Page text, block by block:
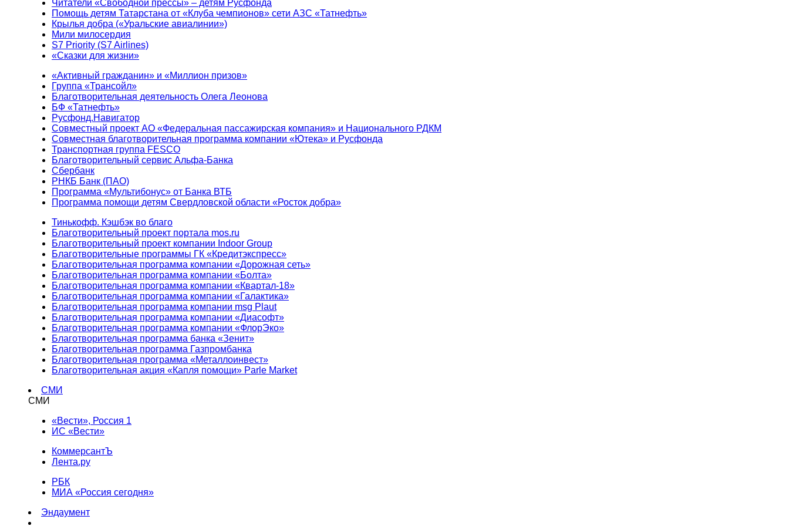
Читатели «Свободной прессы» – детям Русфонда
Помощь детям Татарстана от «Клуба чемпионов» сети АЗС «Татнефть»
Крылья добра («Уральские авиалинии»)
Мили милосердия
S7 Priority (S7 Airlines)
«Сказки для жизни»
«Активный гражданин» и «Миллион призов»
Группа «Трансойл»
Благотворительная деятельность Олега Леонова
БФ «Татнефть»
Русфонд.Навигатор
Совместный проект АО «Федеральная пассажирская компания» и Национального РДКМ
Совместная благотворительная программа компании «Ютека» и Русфонда
Транспортная группа FESCO
Благотворительный сервис Альфа-Банка
Сбербанк
РНКБ Банк (ПАО)
Программа «Мультибонус» от Банка ВТБ
Программа помощи детям Свердловской области «Росток добра»
Тинькофф. Кэшбэк во благо
Благотворительный проект портала mos.ru
Благотворительный проект компании Indoor Group
Благотворительные программы ГК «Кредитэкспресс»
Благотворительная программа компании «Дорожная сеть»
Благотворительная программа компании «Болта»
Благотворительная программа компании «Квартал-18»
Благотворительная программа компании «Галактика»
Благотворительная программа компании msg Plaut
Благотворительная программа компании «Диасофт»
Благотворительная программа компании «ФлорЭко»
Благотворительная программа банка «Зенит»
Благотворительная программа Газпромбанка
Благотворительная программа «Металлоинвест»
Благотворительная акция «Капля помощи» Parle Market
СМИ
СМИ
«Вести», Россия 1
ИС «Вести»
КоммерсантЪ
Лента.ру
РБК
МИА «Россия сегодня»
Эндаумент